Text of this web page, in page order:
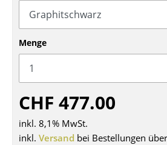
Bürosessel
Einzelteile
... alle Sitzmöbel
Tische
Esstische
Beistelltische
Menge
CHF 477.00
inkl. 8,1% MwSt.
inkl. Versand bei Bestellungen